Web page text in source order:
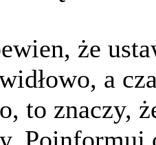
że
a
to znaczy,